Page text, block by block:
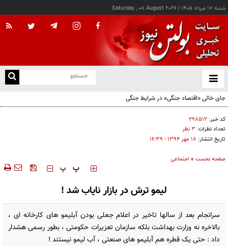
شنبه ۱۷ مرداد ۱۴۰۵ |
Saturday , 08 August 2026
باز
و
جای خالی «اقتصاد جنگی» در شرایط جنگی
کد خبر: ۲۹۸۵۱۲
تعداد نظرات: ۳ نظر
تاریخ انتشار: ۱۸ مهر ۱۳۹۴ - ۱۶:۳۹
صفحه نخست » اجتماعی
‍‍‍ پ پ
لیمو ترش در بازار نایاب شد !
سرانجام بعد از سالها تاخیر در اعلام جعلی بودن آبلیمو های کارخانه ای ،
بالاخره نه وزارت بهداشت بلکه سازمان تعزیرات حکومتی ، بطور رسمی هشدار
داد : حتی یک قطره هم آبلیمو های صنعتی ، آب لیمو نیستند !